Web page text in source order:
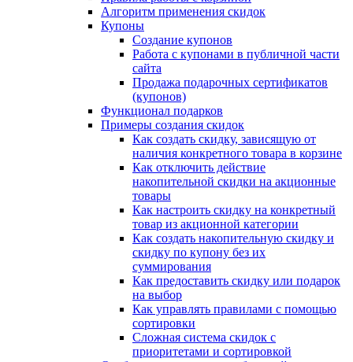
Алгоритм применения скидок
Купоны
Создание купонов
Работа с купонами в публичной части
сайта
Продажа подарочных сертификатов
(купонов)
Функционал подарков
Примеры создания скидок
Как создать скидку, зависящую от
наличия конкретного товара в корзине
Как отключить действие
накопительной скидки на акционные
товары
Как настроить скидку на конкретный
товар из акционной категории
Как создать накопительную скидку и
скидку по купону без их
суммирования
Как предоставить скидку или подарок
на выбор
Как управлять правилами с помощью
сортировки
Сложная система скидок с
приоритетами и сортировкой